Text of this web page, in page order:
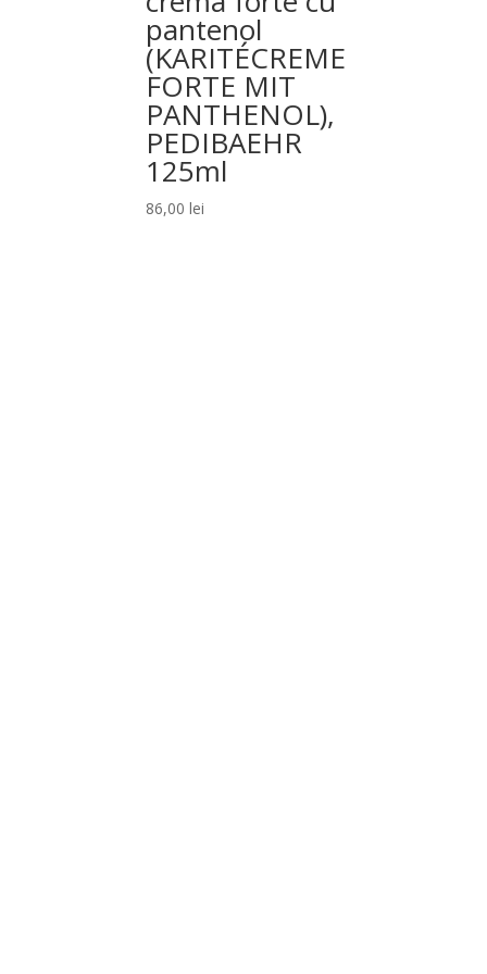
pantenol
(KARITÉCREME
FORTE MIT
PANTHENOL),
PEDIBAEHR
125ml
86,00lei